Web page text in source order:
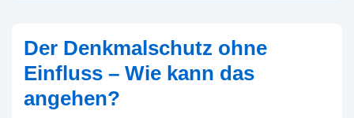
Stadt
eine
fehlende
Der Denkmalschutz ohne
Einfluss – Wie kann das
angehen?